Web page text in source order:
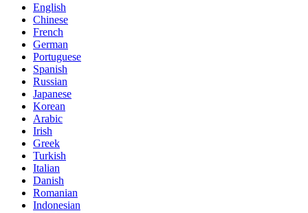
English
Chinese
French
German
Portuguese
Spanish
Russian
Japanese
Korean
Arabic
Irish
Greek
Turkish
Italian
Danish
Romanian
Indonesian